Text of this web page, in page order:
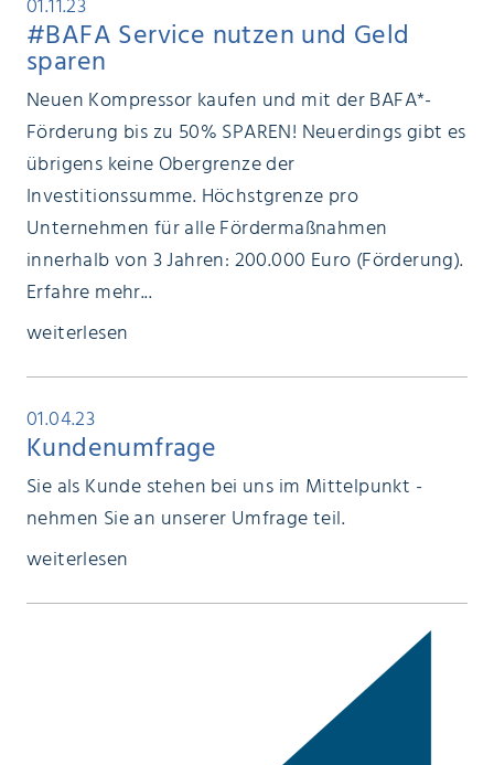
01.11.23
#BAFA Service nutzen und Geld
sparen
Neuen Kompressor kaufen und mit der BAFA*-
Förderung bis zu 50% SPAREN! Neuerdings gibt es
übrigens keine Obergrenze der
Investitionssumme. Höchstgrenze pro
Unternehmen für alle Fördermaßnahmen
innerhalb von 3 Jahren: 200.000 Euro (Förderung).
Erfahre mehr...
weiterlesen
01.04.23
Kundenumfrage
Sie als Kunde stehen bei uns im Mittelpunkt -
nehmen Sie an unserer Umfrage teil.
weiterlesen